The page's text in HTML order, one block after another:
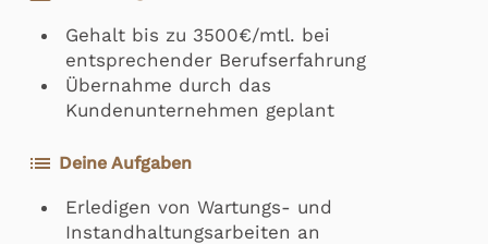
Gehalt bis zu 3500€/mtl. bei
entsprechender Berufserfahrung
Übernahme durch das
Kundenunternehmen geplant
list Deine Aufgaben
Erledigen von Wartungs- und
Instandhaltungsarbeiten an